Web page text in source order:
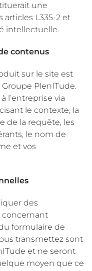
une
L335-2 et
intellectuelle.
contenus
sur le site est
PlenITude.
l’entreprise via
le contexte, la
de la requête, les
le nom de
et vos
des
concernant
formulaire de
transmettez sont
et ne seront
moyen que ce